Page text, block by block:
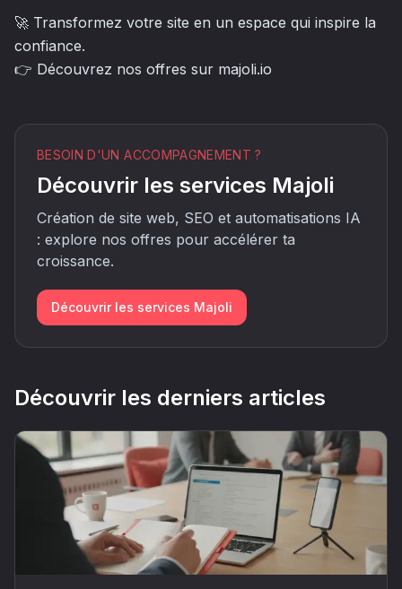
🚀 Transformez votre site en un espace qui inspire la
confiance.
👉 Découvrez nos offres sur majoli.io
BESOIN D'UN ACCOMPAGNEMENT ?
Découvrir les services Majoli
Création de site web, SEO et automatisations IA
: explore nos offres pour accélérer ta
croissance.
Découvrir les services Majoli
Découvrir les derniers articles